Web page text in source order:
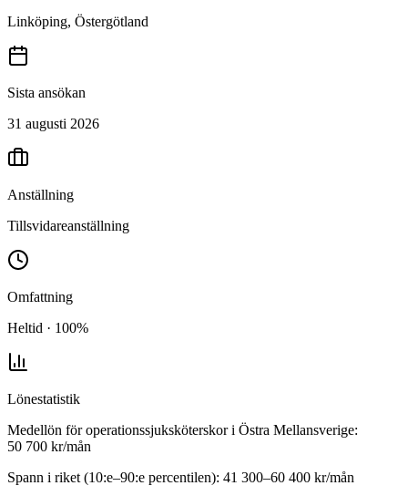
Linköping, Östergötland
Sista ansökan
31 augusti 2026
Anställning
Tillsvidareanställning
Omfattning
Heltid · 100%
Lönestatistik
Medellön föroperationssjuksköterskori Östra Mellansverige:
50 700 kr/mån
Spann i riket (10:e–90:e percentilen): 41 300–60 400 kr/mån